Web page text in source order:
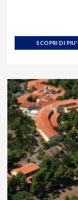
SCOPRI DI PIU'